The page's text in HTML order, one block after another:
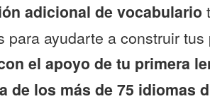
adicional de vocabulario
para ayudarte a construir
el apoyo de tu primera
de los más de 75 idiomas